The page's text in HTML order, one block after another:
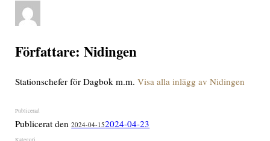
Författare: Nidingen
Stationschefer för Dagbok m.m.Visa alla inlägg av Nidingen
Publicerat den2024-04-152024-04-23